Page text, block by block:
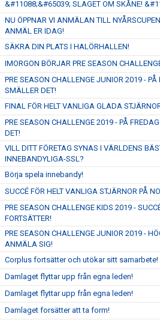
&#11088;&#65039; SLAGET OM SKÅNE!
NU ÖPPNAR VI ANMÄLAN TILL
ANMÄL ER IDAG!
SÄKRA DIN PLATS I HALÖRHALLEN!
IMORGON BÖRJAR PRE SEASON
PRE SEASON CHALLENGE JUNIOR 2019 - PÅ
SMÄLLER DET!
FINAL FÖR HELT VANLIGA GLADA
PRE SEASON CHALLENGE 2019 - PÅ
DET!
VILL DITT FÖRETAG SYNAS I VÄRLDENS
INNEBANDYLIGA-SSL?
Börja spela innebandy!
SUCCÉ FÖR HELT VANLIGA STJÄRNOR PÅ
PRE SEASON CHALLENGE KIDS 2019 -
FORTSÄTTER!
PRE SEASON CHALLENGE JUNIOR 2019 -
ANMÄLA SIG!
Corplus fortsätter och utökar sitt samarbete!
Damlaget flyttar upp från egna leden!
Damlaget flyttar upp från egna leden!
Damlaget forsätter att ta form!